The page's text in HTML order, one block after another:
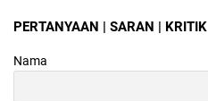
PERTANYAAN | SARAN | KRITIK
Nama